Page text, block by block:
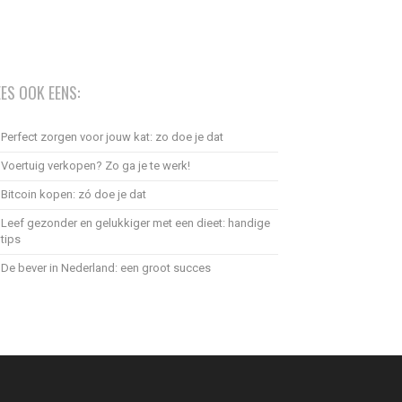
OOK EENS:
Perfect zorgen voor jouw kat: zo doe je dat
Voertuig verkopen? Zo ga je te werk!
Bitcoin kopen: zó doe je dat
Leef gezonder en gelukkiger met een dieet: handige
tips
De bever in Nederland: een groot succes